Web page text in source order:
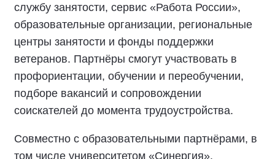
службу занятости, сервис «Работа России»,
образовательные организации, региональные
центры занятости и фонды поддержки
ветеранов. Партнёры смогут участвовать в
профориентации, обучении и переобучении,
подборе вакансий и сопровождении
соискателей до момента трудоустройства.
Совместно с образовательными партнёрами, в
том числе университетом «Синергия»,